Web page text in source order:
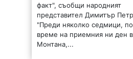
време на приемния ни ден в
Монтана,...